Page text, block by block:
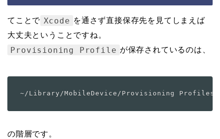
てことで Xcode を通さず直接保存先を見てしまえば
大丈夫ということですね。
Provisioning Profile が保存されているのは、
の階層です。